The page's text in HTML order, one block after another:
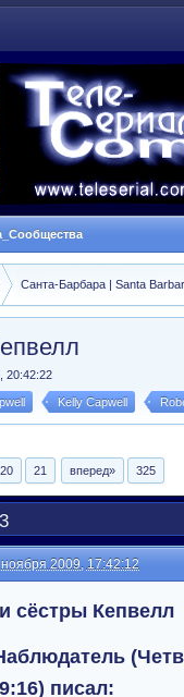
Санта-Барбара | Santa
20:42:22
Kelly Capwell
20 21 вперед» 325
2009, 17:42:12
сёстры Кепвелл
писал: